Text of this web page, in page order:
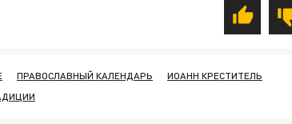
ПРАВОСЛАВНЫЙ КАЛЕНДАРЬ
ИОАНН КРЕСТИТЕЛЬ